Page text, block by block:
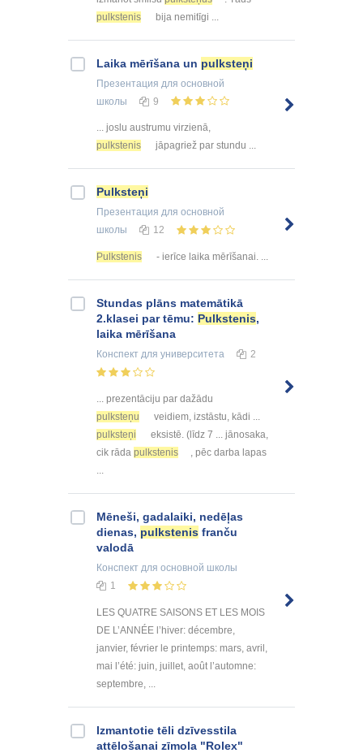
pulkstenis
bija nemitīgi ...
Laika mērīšana un pulksteņi
Презентация для основной
школы
9
... joslu austrumu virzienā,
pulkstenis
jāpagriež par stundu ...
Pulksteņi
Презентация для основной
школы
12
Pulkstenis - ierīce laika mērīšanai. ...
Stundas plāns matemātikā
2.klasei par tēmu: Pulkstenis,
laika mērīšana
Конспект для университета 2
... prezentāciju par dažādu
pulksteņu
veidiem, izstāstu, kādi ...
pulksteņi
eksistē. (līdz 7 ... jānosaka,
cik rāda pulkstenis
, pēc darba lapas
...
Mēneši, gadalaiki, nedēļas
dienas, pulkstenis franču
valodā
Конспект для основной школы
1
LES QUATRE SAISONS ET LES MOIS
DE L’ANNÉE l’hiver: décembre,
janvier, février le printemps: mars, avril,
mai l’été: juin, juillet, août l’automne:
septembre, ...
Izmantotie tēli dzīvesstila
attēlošanai zīmola "Rolex"